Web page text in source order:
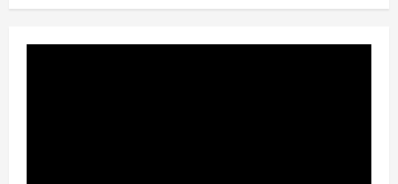
Opini
Etika, Verifikasi, dan Media Tepercaya